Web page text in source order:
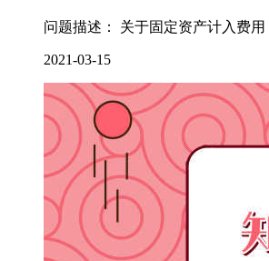
问题描述： 关于固定资产计入费
2021-03-15